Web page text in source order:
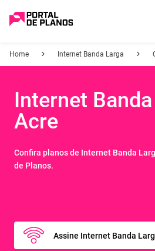
Home Internet Banda Larga
Internet
Acre
Confira planos de Internet Banda
de Planos.
Assine Internet Banda